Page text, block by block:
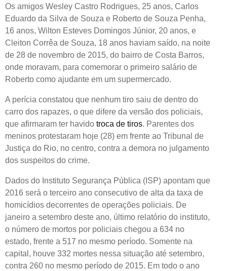
Os amigos Wesley Castro Rodrigues, 25 anos, Carlos
Eduardo da Silva de Souza e Roberto de Souza Penha,
16 anos, Wilton Esteves Domingos Júnior, 20 anos, e
Cleiton Corrêa de Souza, 18 anos haviam saído, na noite
de 28 de novembro de 2015, do bairro de Costa Barros,
onde moravam, para comemorar o primeiro salário de
Roberto como ajudante em um supermercado.
A perícia constatou que nenhum tiro saiu de dentro do
carro dos rapazes, o que difere da versão dos policiais,
que afirmaram ter havido troca de tiros. Parentes dos
meninos protestaram hoje (28) em frente ao Tribunal de
Justiça do Rio, no centro, contra a demora no julgamento
dos suspeitos do crime.
Dados do Instituto Segurança Pública (ISP) apontam que
2016 será o terceiro ano consecutivo de alta da taxa de
homicídios decorrentes de operações policiais. De
janeiro a setembro deste ano, último relatório do instituto,
o número de mortos por policiais chegou a 634 no
estado, frente a 517 no mesmo período. Somente na
capital, houve 332 mortes nessa situação até setembro,
contra 260 no mesmo período de 2015. Em todo o ano